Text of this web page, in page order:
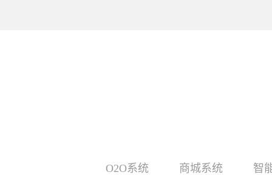
O2O系统 商城系统 智